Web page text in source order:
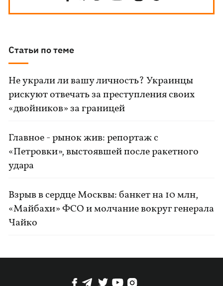
Статьи по теме
Не украли ли вашу личность? Украинцы
рискуют отвечать за преступления своих
«двойников» за границей
Главное - рынок жив: репортаж с
«Петровки», выстоявшей после ракетного
удара
Взрыв в сердце Москвы: банкет на 10 млн,
«Майбахи» ФСО и молчание вокруг генерала
Чайко